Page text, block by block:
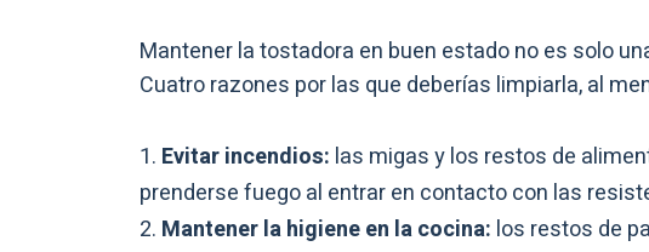
Mantener la tostadora en buen estado no es solo
Cuatro razones por las que deberías limpiarla, al
Evitar incendios: las migas y los restos de
prenderse fuego al entrar en contacto con las
Mantener la higiene en la cocina: los restos de